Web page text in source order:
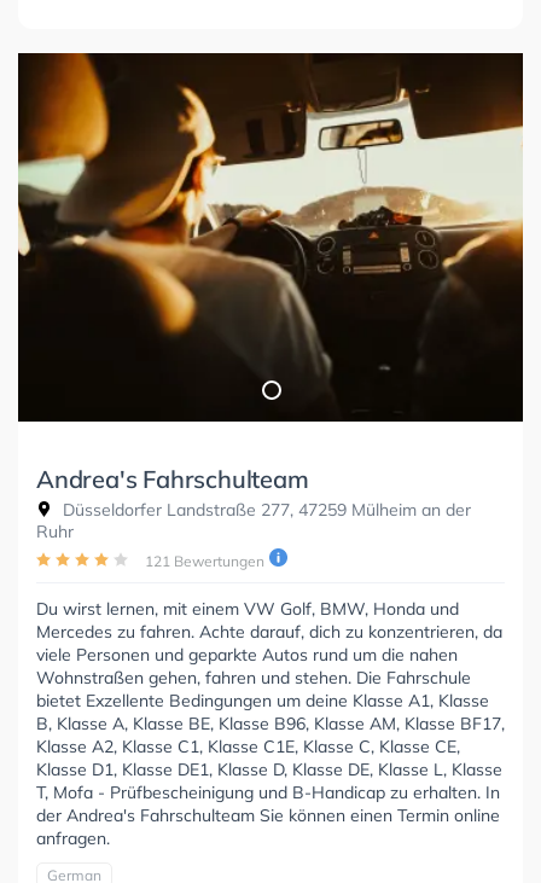
Andrea's Fahrschulteam
Düsseldorfer Landstraße 277, 47259 Mülheim an der
Ruhr
121 Bewertungen
Du wirst lernen, mit einem VW Golf, BMW, Honda und
Mercedes zu fahren. Achte darauf, dich zu konzentrieren, da
viele Personen und geparkte Autos rund um die nahen
Wohnstraßen gehen, fahren und stehen. Die Fahrschule
bietet Exzellente Bedingungen um deine Klasse A1, Klasse
B, Klasse A, Klasse BE, Klasse B96, Klasse AM, Klasse BF17,
Klasse A2, Klasse C1, Klasse C1E, Klasse C, Klasse CE,
Klasse D1, Klasse DE1, Klasse D, Klasse DE, Klasse L, Klasse
T, Mofa - Prüfbescheinigung und B-Handicap zu erhalten. In
der Andrea's Fahrschulteam Sie können einen Termin online
anfragen.
German